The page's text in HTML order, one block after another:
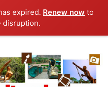
expired. Renew now to
disruption.